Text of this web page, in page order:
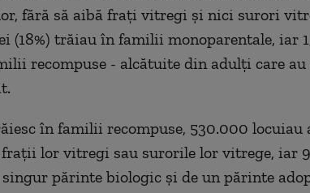
fără să aibă fraţi vitregi şi nici surori
(18%) trăiau în familii monoparentale, iar
recompuse - alcătuite din adulţi care
în familii recompuse, 530.000 locuiau
lor vitregi sau surorile lor vitrege, iar
părinte biologic şi de un părinte